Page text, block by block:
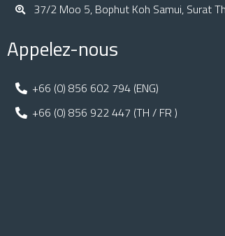
37/2 Moo 5, Bophut Koh Samui, Surat
Appelez-nous
+66 (0) 856 602 794 (ENG)
+66 (0) 856 922 447 (TH / FR )